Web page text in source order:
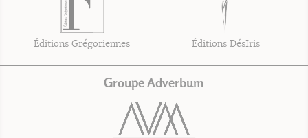
Éditions Grégoriennes Éditions DésIris
Groupe Adverbum